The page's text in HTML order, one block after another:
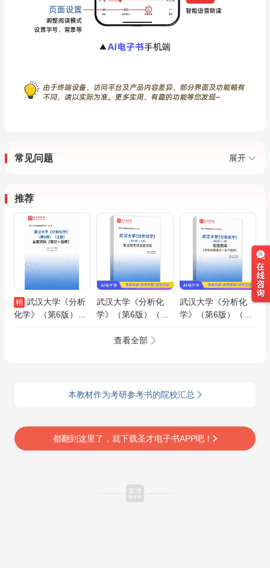
常见问题 展开
推荐
精 武汉大学《分析
化学》（第6版）
武汉大学《分析化
学》（第6版）（上
AI讲解
武汉大学《分析化
学》（第6版）（上
查看全部
本教材作为考研参考书的院校汇总
都翻到这里了，就下载圣才电子书APP吧！